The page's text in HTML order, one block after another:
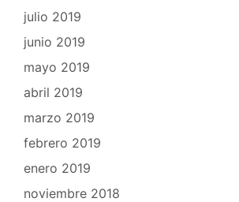
julio 2019
junio 2019
mayo 2019
abril 2019
marzo 2019
febrero 2019
enero 2019
noviembre 2018